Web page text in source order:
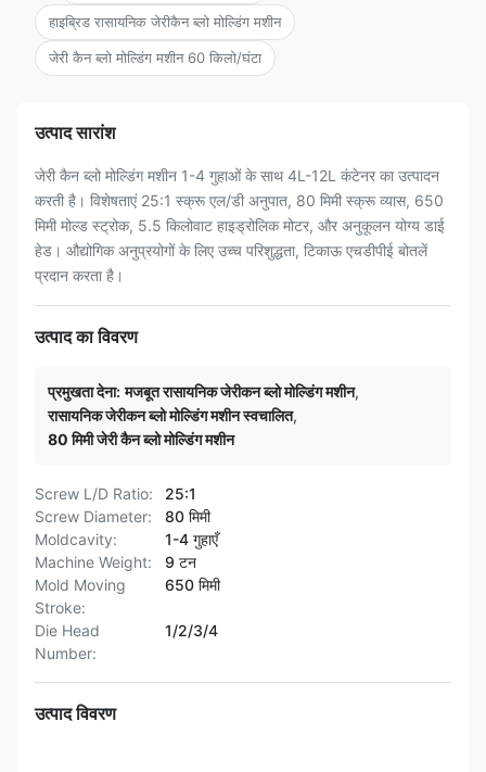
हाइब्रिड रासायनिक जेरीकैन ब्लो मोल्डिंग मशीन
जेरी कैन ब्लो मोल्डिंग मशीन 60 किलो/घंटा
उत्पाद सारांश
जेरी कैन ब्लो मोल्डिंग मशीन 1-4 गुहाओं के साथ 4L-12L कंटेनर का उत्पादन
करती है। विशेषताएं 25:1 स्क्रू एल/डी अनुपात, 80 मिमी स्क्रू व्यास, 650
मिमी मोल्ड स्ट्रोक, 5.5 किलोवाट हाइड्रोलिक मोटर, और अनुकूलन योग्य डाई
हेड। औद्योगिक अनुप्रयोगों के लिए उच्च परिशुद्धता, टिकाऊ एचडीपीई बोतलें
प्रदान करता है।
उत्पाद का विवरण
प्रमुखता देना: मजबूत रासायनिक जेरीकन ब्लो मोल्डिंग मशीन,
रासायनिक जेरीकन ब्लो मोल्डिंग मशीन स्वचालित,
80 मिमी जेरी कैन ब्लो मोल्डिंग मशीन
Screw L/D Ratio:
25:1
Screw Diameter:
80 मिमी
Moldcavity:
1-4 गुहाएँ
Machine Weight:
9 टन
Mold Moving
Stroke:
650 मिमी
Die Head
Number:
1/2/3/4
उत्पाद विवरण